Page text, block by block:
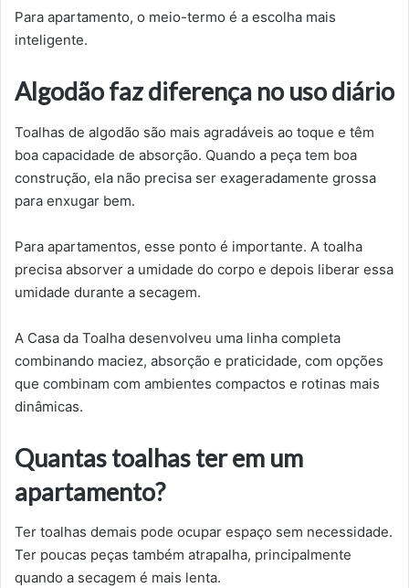
Para apartamento, o meio-termo é a escolha mais
inteligente.
Algodão faz diferença no uso diário
Toalhas de algodão são mais agradáveis ao toque e têm
boa capacidade de absorção. Quando a peça tem boa
construção, ela não precisa ser exageradamente grossa
para enxugar bem.
Para apartamentos, esse ponto é importante. A toalha
precisa absorver a umidade do corpo e depois liberar essa
umidade durante a secagem.
A Casa da Toalha desenvolveu uma linha completa
combinando maciez, absorção e praticidade, com opções
que combinam com ambientes compactos e rotinas mais
dinâmicas.
Quantas toalhas ter em um
apartamento?
Ter toalhas demais pode ocupar espaço sem necessidade.
Ter poucas peças também atrapalha, principalmente
quando a secagem é mais lenta.